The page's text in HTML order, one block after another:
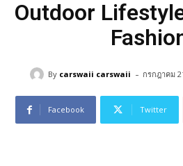
Outdoor
By carswaii carswaii - กรกฎาคม
Facebook Twitter